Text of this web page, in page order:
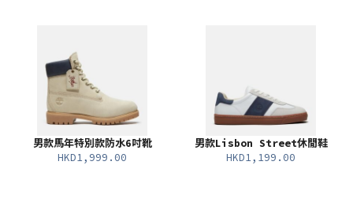
男款馬年特別款防水6吋靴
HKD1,999.00
男款Lisbon Street休閒鞋
HKD1,199.00